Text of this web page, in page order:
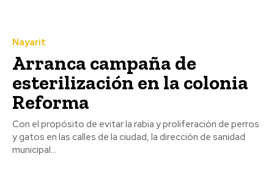
Nayarit
Arranca campaña de
esterilización en la colonia
Reforma
Con el propósito de evitar la rabia y proliferación de perros
y gatos en las calles de la ciudad, la dirección de sanidad
municipal...